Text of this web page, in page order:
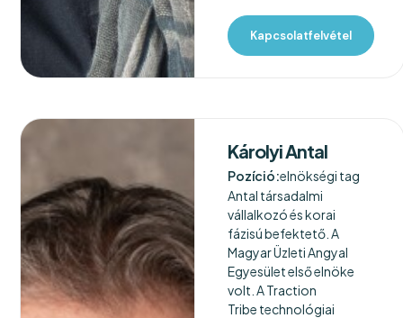
Kapcsolatfelvétel
Károlyi Antal
Pozíció:elnökségi tag
Antal társadalmi
vállalkozó és korai
fázisú befektető. A
Magyar Üzleti Angyal
Egyesület első elnöke
volt. A Traction
Tribe technológiai